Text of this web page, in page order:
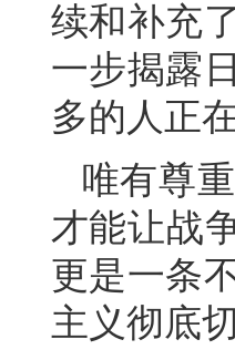
续和补充
一步揭露
多的人正
唯有尊
才能让战
更是一条
主义彻底